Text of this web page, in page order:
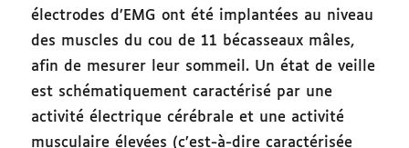
électrodes d’EMG ont été implantées au niveau
des muscles du cou de 11 bécasseaux mâles,
afin de mesurer leur sommeil. Un état de veille
est schématiquement caractérisé par une
activité électrique cérébrale et une activité
musculaire élevées (c’est-à-dire caractérisée